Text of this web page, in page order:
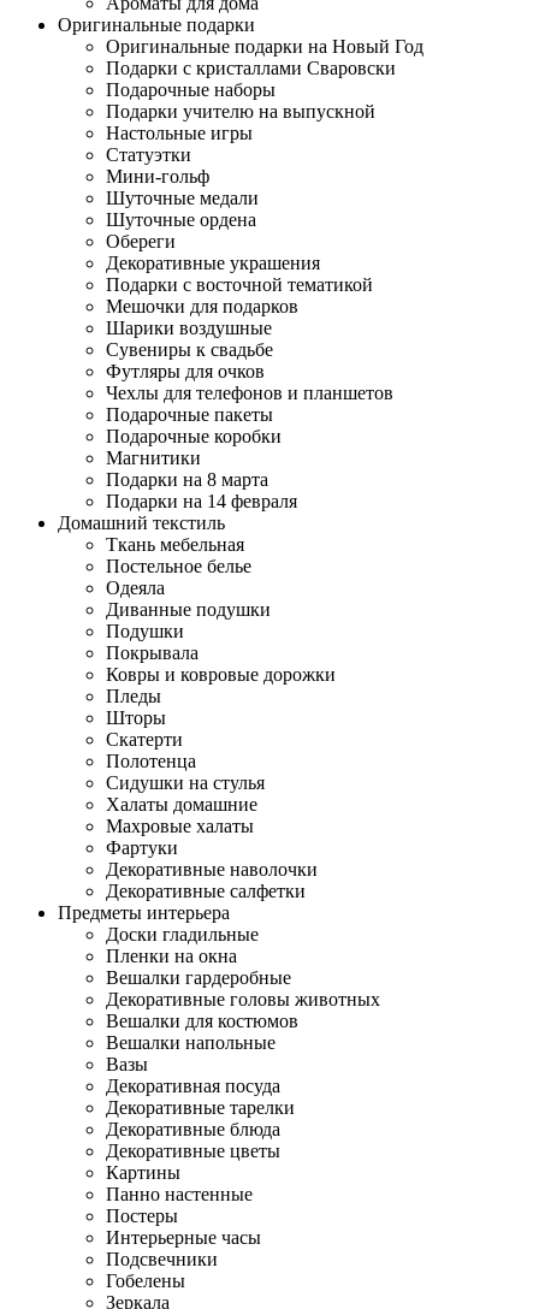
Оригинальные подарки
Оригинальные подарки на Новый Год
Подарки с кристаллами Сваровски
Подарочные наборы
Подарки учителю на выпускной
Настольные игры
Статуэтки
Мини-гольф
Шуточные медали
Шуточные ордена
Обереги
Декоративные украшения
Подарки с восточной тематикой
Мешочки для подарков
Шарики воздушные
Сувениры к свадьбе
Футляры для очков
Чехлы для телефонов и планшетов
Подарочные пакеты
Подарочные коробки
Магнитики
Подарки на 8 марта
Подарки на 14 февраля
Домашний текстиль
Ткань мебельная
Постельное белье
Одеяла
Диванные подушки
Подушки
Покрывала
Ковры и ковровые дорожки
Пледы
Шторы
Скатерти
Полотенца
Сидушки на стулья
Халаты домашние
Махровые халаты
Фартуки
Декоративные наволочки
Декоративные салфетки
Предметы интерьера
Доски гладильные
Пленки на окна
Вешалки гардеробные
Декоративные головы животных
Вешалки для костюмов
Вешалки напольные
Вазы
Декоративная посуда
Декоративные тарелки
Декоративные блюда
Декоративные цветы
Картины
Панно настенные
Постеры
Интерьерные часы
Подсвечники
Гобелены
Зеркала